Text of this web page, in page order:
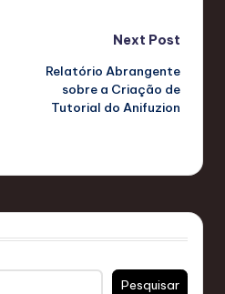
Next Post
Relatório Abrangente
sobre a Criação de
Tutorial do Anifuzion
Pesquisar